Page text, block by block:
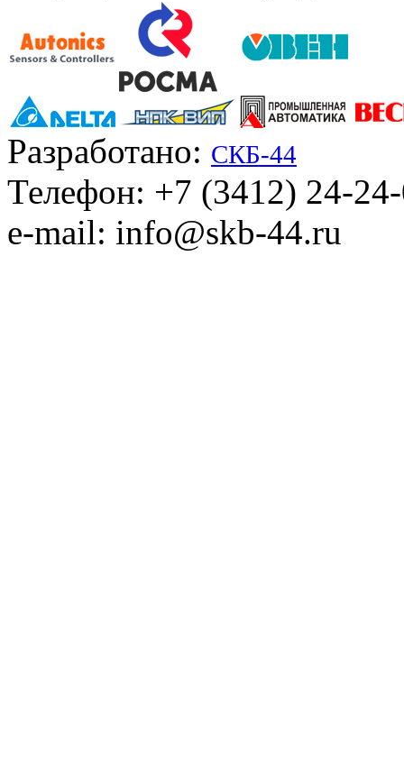
Разработано: СКБ-44
Телефон: +7 (3412) 24-
e-mail: info@skb-44.ru